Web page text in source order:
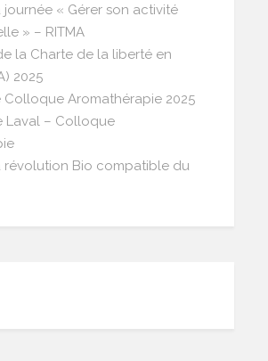
journée « Gérer son activité
» – RITMA
la Charte de la liberté en
2025
Colloque Aromathérapie 2025
Laval – Colloque
révolution Bio compatible du